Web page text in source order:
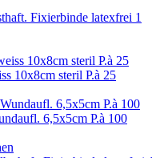
Fixierbinde latexfrei 1
10x8cm steril P.à 25
6,5x5cm P.à 100